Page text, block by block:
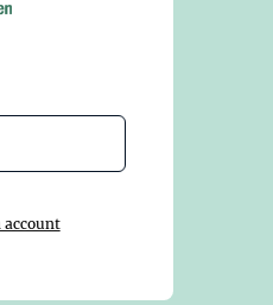
account